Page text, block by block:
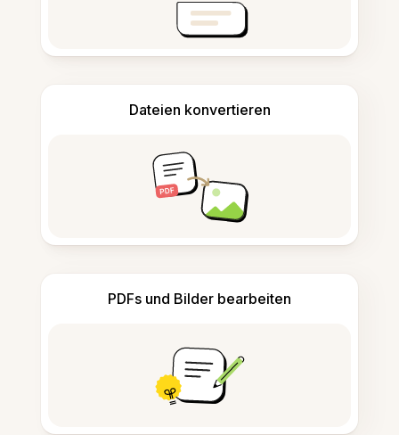
Dateien konvertieren
PDFs und Bilder bearbeiten